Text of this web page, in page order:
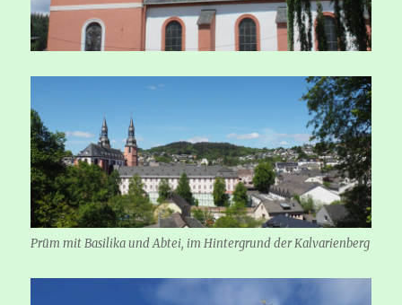
Prüm mit Basilika und Abtei, im Hintergrund der Kalvarienberg